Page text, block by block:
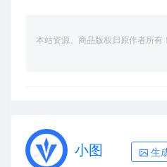
本站资源、商品版权归原作者所有！
小图 生